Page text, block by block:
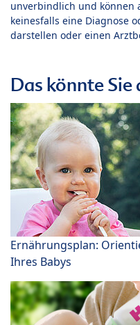
unverbindlich und können
keinesfalls eine Diagnose
darstellen oder einen
Das könnte
Ernährungsplan:
Ihres Babys